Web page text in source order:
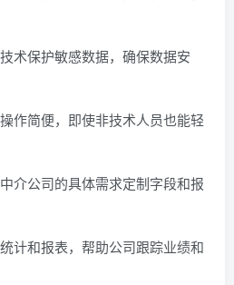
术保护敏感数据，确保数据安
作简便，即使非技术人员也能轻
介公司的具体需求定制字段和报
计和报表，帮助公司跟踪业绩和